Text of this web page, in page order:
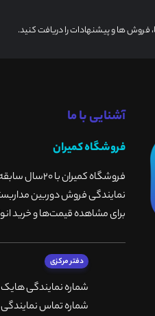
فروش ها و پیشنهادات را دریافت کنید.
آشنایی با ما
فروشگاه کمیران
فروشگاه
نمایندگی فروش دوربین
برای مشاهده قیمت‌ها و خرید
دفتر مرکزی
شماره نمایندگی
شماره تماس نمایندگی: 66764266-66764236-